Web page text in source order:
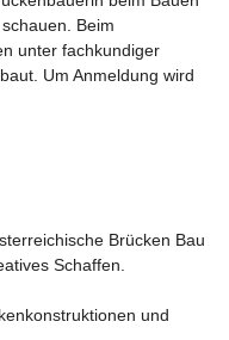
Beim
unter fachkundiger
Um Anmeldung wird
Brücken Bau
Schaffen.
und